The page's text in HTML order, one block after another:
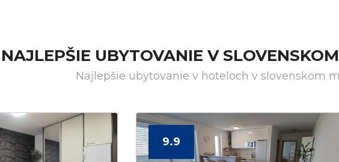
NAJLEPŠIE UBYTOVANIE V
Najlepšie ubytovanie v hoteloch v slovenskom
9.9